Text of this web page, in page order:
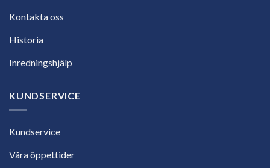
Kontakta oss
Historia
Inredningshjälp
KUNDSERVICE
Kundservice
Våra öppettider